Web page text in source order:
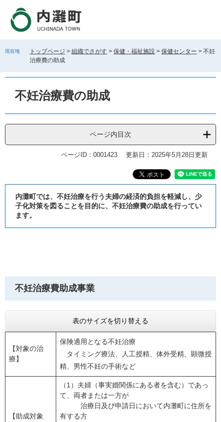
す
し
現在地 トップページ > 組織でさがす > 保健・福祉施設 > 保健センター > 不妊
治療費の助成
不妊治療費の助成
ページ内目次
ページID：0001423 更新日：2025年5月28日更新
内灘町では、不妊治療を行う夫婦の経済的負担を軽減し、少
子化対策を図ることを目的に、不妊治療費の助成を行ってい
ます。
不妊治療費助成事業
表のサイズを切り替える
【対象の治
療】
保険適用となる不妊治療
タイミング療法、人工授精、体外受精、顕微授
精、男性不妊の手術など
【助成対象
（1）夫婦（事実婚関係にある者を含む）であっ
て、両者または一方が
治療日及び申請日において内灘町に住所を
有する方